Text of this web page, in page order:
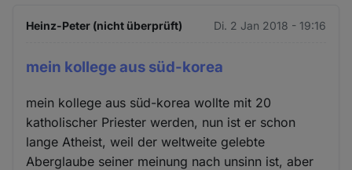
Heinz-Peter (nicht überprüft) Di. 2 Jan 2018 - 19:16
mein kollege aus süd-korea
mein kollege aus süd-korea wollte mit 20
katholischer Priester werden, nun ist er schon
lange Atheist, weil der weltweite gelebte
Aberglaube seiner meinung nach unsinn ist, aber